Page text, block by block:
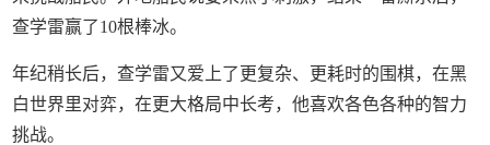
查学雷赢了10根棒冰。
年纪稍长后，查学雷又爱上了更复杂、更耗时的围棋，在黑
白世界里对弈，在更大格局中长考，他喜欢各色各种的智力
挑战。